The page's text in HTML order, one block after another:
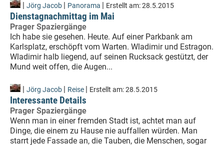
| Jörg Jacob | Panorama | Erstellt am:28.5.2015
Dienstagnachmittag im Mai
Prager Spaziergänge
Ich habe sie gesehen. Heute. Auf einer Parkbank am
Karlsplatz, erschöpft vom Warten. Wladimir und Estragon.
Wladimir halb liegend, auf seinen Rucksack gestützt, der
Mund weit offen, die Augen...
| Jörg Jacob | Reise | Erstellt am:28.5.2015
Interessante Details
Prager Spaziergänge
Wenn man in einer fremden Stadt ist, achtet man auf
Dinge, die einem zu Hause nie auffallen würden. Man
starrt jede Fassade an, die Tauben, die Menschen, sogar